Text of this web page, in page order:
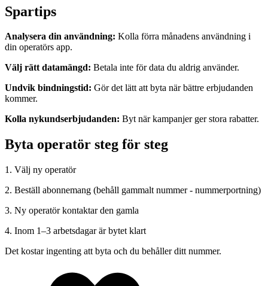
Spartips
Analysera din användning: Kolla förra månadens användning i
din operatörs app.
Välj rätt datamängd: Betala inte för data du aldrig använder.
Undvik bindningstid: Gör det lätt att byta när bättre erbjudanden
kommer.
Kolla nykundserbjudanden: Byt när kampanjer ger stora rabatter.
Byta operatör steg för steg
1. Välj ny operatör
2. Beställ abonnemang (behåll gammalt nummer - nummerportning)
3. Ny operatör kontaktar den gamla
4. Inom 1–3 arbetsdagar är bytet klart
Det kostar ingenting att byta och du behåller ditt nummer.